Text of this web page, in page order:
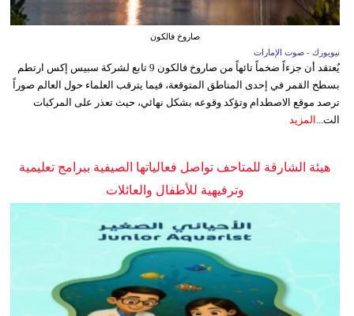
صاروخ فالكون
نيويورك - صوت الإمارات
يُعتقد أن جزءاً ضخماً تائهاً من صاروخ فالكون 9 تابع لشركة سبيس إكس ارتطم
بسطح القمر في إحدى المناطق المتوقعة، فيما يترقب العلماء حول العالم صوراً
ترصد موقع الاصطدام وتؤكد وقوعه بشكل نهائي، حيث تعذر على المركبات
الت...
المزيد
هيئة الشارقة للمتاحف تواصل فعالياتها الصيفية ببرامج تعليمية
وترفيهية للأطفال والعائلات